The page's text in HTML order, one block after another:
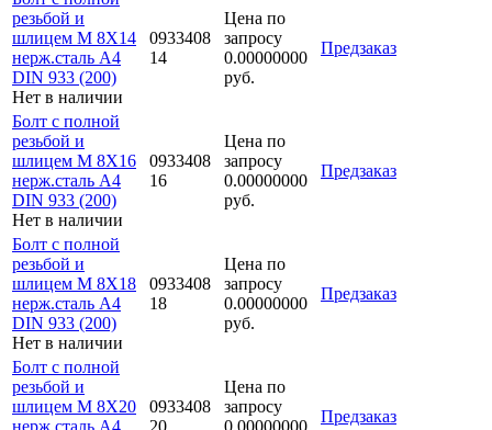
резьбой и
шлицем M 8Х14
нерж.сталь A4
DIN 933 (200)
Нет в наличии
0933408
14
Цена по
запросу
0.00000000
руб.
Предзаказ
Болт с полной
резьбой и
шлицем M 8Х16
нерж.сталь A4
DIN 933 (200)
Нет в наличии
0933408
16
Цена по
запросу
0.00000000
руб.
Предзаказ
Болт с полной
резьбой и
шлицем M 8Х18
нерж.сталь A4
DIN 933 (200)
Нет в наличии
0933408
18
Цена по
запросу
0.00000000
руб.
Предзаказ
Болт с полной
резьбой и
шлицем M 8Х20
нерж.сталь A4
0933408
20
Цена по
запросу
0.00000000
Предзаказ